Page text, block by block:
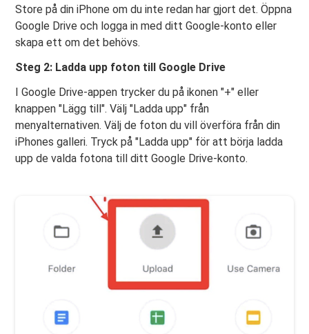
Store på din iPhone om du inte redan har gjort det. Öppna
Google Drive och logga in med ditt Google-konto eller
skapa ett om det behövs.
Steg 2: Ladda upp foton till Google Drive
I Google Drive-appen trycker du på ikonen "+" eller
knappen "Lägg till". Välj "Ladda upp" från
menyalternativen. Välj de foton du vill överföra från din
iPhones galleri. Tryck på "Ladda upp" för att börja ladda
upp de valda fotona till ditt Google Drive-konto.